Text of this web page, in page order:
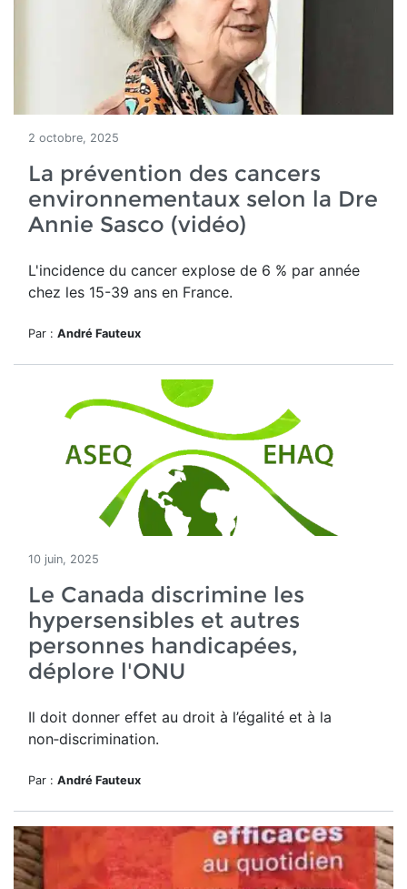
2 octobre, 2025
La prévention des cancers
environnementaux selon la Dre
Annie Sasco (vidéo)
L'incidence du cancer explose de 6 % par année
chez les 15-39 ans en France.
Par : André Fauteux
10 juin, 2025
Le Canada discrimine les
hypersensibles et autres
personnes handicapées,
déplore l'ONU
Il doit donner effet au droit à l’égalité et à la
non‑discrimination.
Par : André Fauteux